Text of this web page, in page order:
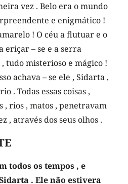
vez . Belo era o mundo
e enigmático !
! O céu a flutuar e o
eriçar – se e a serra
tudo misterioso e mágico !
achava – se ele , Sidarta ,
. Todas essas coisas ,
, rios , matos , penetravam
, através dos seus olhos .
todos os tempos , e
. Ele não estivera